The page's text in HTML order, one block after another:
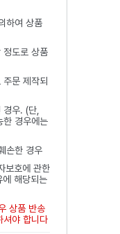
하여 상품
정도로 상품
문 제작되
우. (단,
한 경우에는
손한 경우
보호에 관한
해당되는
상품 반송
셔야 합니다